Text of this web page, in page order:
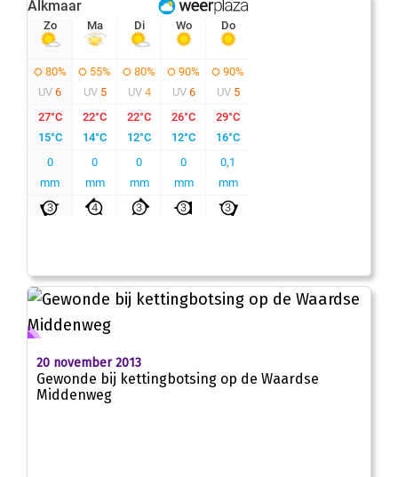
20 november 2013
Gewonde bij kettingbotsing op de Waardse
Middenweg